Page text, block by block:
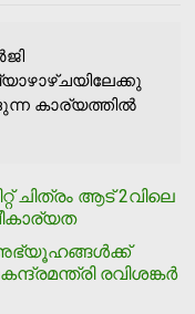
കാര്യത്തിൽ
ആട് 2വിലെ
അഭ്യൂഹങ്ങള്‍ക്ക്
രവിശങ്കര്‍